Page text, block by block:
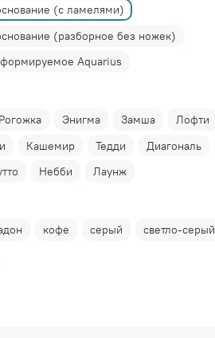
(с ламелями)
(разборное без ножек)
Aquarius
Рогожка Энигма Замша Лофти
Кашемир Тедди Диагональ
Небби Лаунж
кофе серый светло-серый